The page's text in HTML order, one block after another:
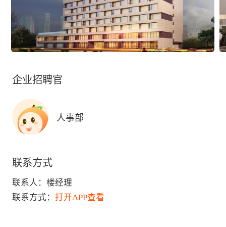
企业招聘官
人事部
联系方式
联系人： 楼经理
联系方式： 打开APP查看